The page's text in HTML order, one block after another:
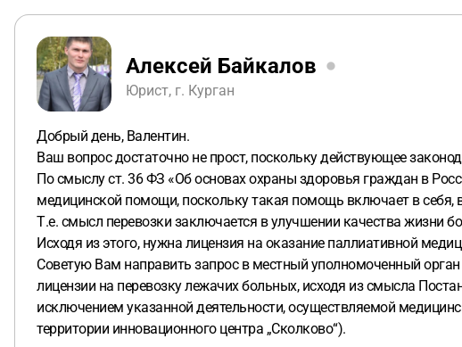
Алексей Байкалов
Юрист, г. Курган
Добрый день, Валентин.
Ваш вопрос достаточно не прост, поскольку действующее
По смыслу ст. 36 ФЗ «Об основах охраны здоровья граждан в
медицинской помощи, поскольку такая помощь включает в себя,
Т.е. смысл перевозки заключается в улучшении качества жизни
Исходя из этого, нужна лицензия на оказание паллиативной
Советую Вам направить запрос в местный уполномоченный
лицензии на перевозку лежачих больных, исходя из смысла
исключением указанной деятельности, осуществляемой
территории инновационного центра „Сколково“).